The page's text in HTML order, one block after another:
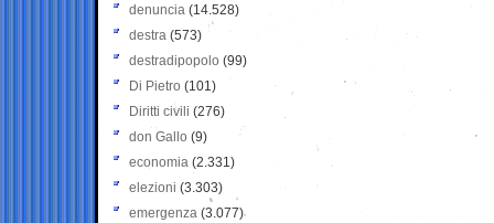
denuncia (14.528)
destra (573)
destradipopolo (99)
Di Pietro (101)
Diritti civili (276)
don Gallo (9)
economia (2.331)
elezioni (3.303)
emergenza (3.077)